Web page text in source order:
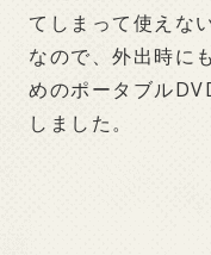
てしまって使えな
なので、外出時に
めのポータブル
しました。